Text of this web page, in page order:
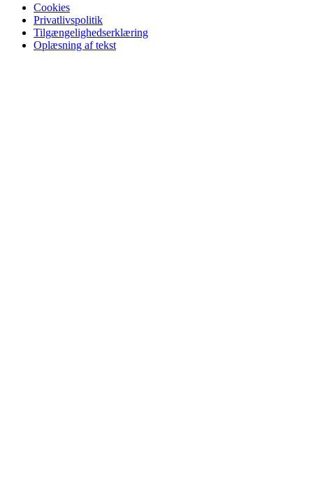
Cookies
Privatlivspolitik
Tilgængelighedserklæring
Oplæsning af tekst